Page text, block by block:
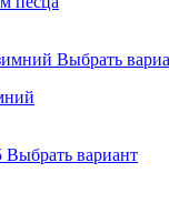
Выбрать
Выбрать вариант